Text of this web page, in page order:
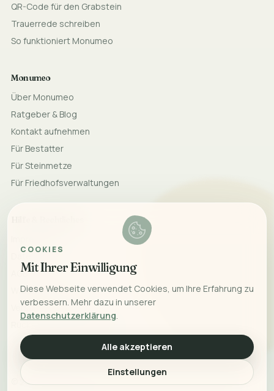
COOKIES
Mit Ihrer Einwilligung
Diese Webseite verwendet Cookies, um Ihre Erfahrung zu
verbessern. Mehr dazu in unserer
Datenschutzerklärung.
Alle akzeptieren
Einstellungen
QR-Code für den Grabstein
Trauerrede schreiben
So funktioniert Monumeo
Monumeo
Über Monumeo
Ratgeber & Blog
Kontakt aufnehmen
Für Bestatter
Für Steinmetze
Für Friedhofsverwaltungen
AGB
Widerrufsrecht
Versand & Lieferung
2026Monumeo. Mit Liebe für bleibende Erinnerungen.